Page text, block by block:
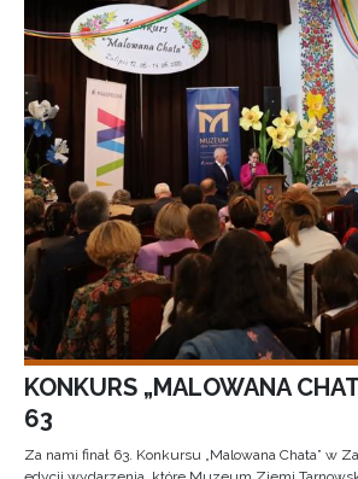
KONKURS „MALOWANA
63
Za nami finał 63. Konkursu „Malowana Chata” w